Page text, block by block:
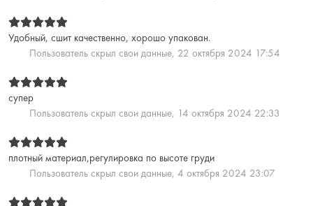
Удобный, сшит качественно, хорошо упакован.
Пользователь скрыл свои данные, 22 октября 2024 17:54
супер
Пользователь скрыл свои данные, 14 октября 2024 22:33
плотный материал,регулировка по высоте груди
Пользователь скрыл свои данные, 4 октября 2024 23:07